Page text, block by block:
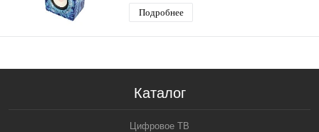
Подробнее
Каталог
Цифровое ТВ